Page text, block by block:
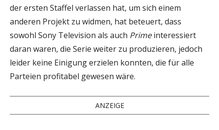
der ersten Staffel verlassen hat, um sich einem
anderen Projekt zu widmen, hat beteuert, dass
sowohl Sony Television als auch Primeinteressiert
daran waren, die Serie weiter zu produzieren, jedoch
leider keine Einigung erzielen konnten, die für alle
Parteien profitabel gewesen wäre.
ANZEIGE